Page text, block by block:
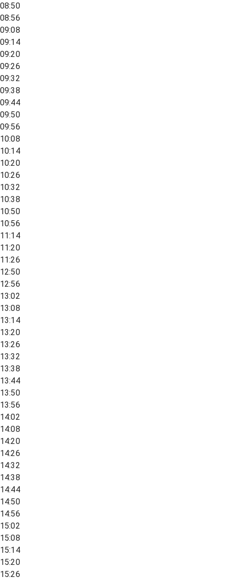
08:50
08:56
09:08
09:14
09:20
09:26
09:32
09:38
09:44
09:50
09:56
10:08
10:14
10:20
10:26
10:32
10:38
10:50
10:56
11:14
11:20
11:26
12:50
12:56
13:02
13:08
13:14
13:20
13:26
13:32
13:38
13:44
13:50
13:56
14:02
14:08
14:20
14:26
14:32
14:38
14:44
14:50
14:56
15:02
15:08
15:14
15:20
15:26